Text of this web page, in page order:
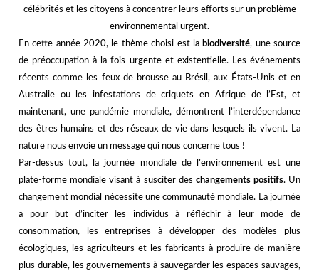
célébrités et les citoyens à concentrer leurs efforts sur un problème
environnemental urgent.
En cette année 2020, le thème choisi est la biodiversité, une source
de préoccupation à la fois urgente et existentielle. Les événements
récents comme les feux de brousse au Brésil, aux États-Unis et en
Australie ou les infestations de criquets en Afrique de l’Est, et
maintenant, une pandémie mondiale, démontrent l’interdépendance
des êtres humains et des réseaux de vie dans lesquels ils vivent. La
nature nous envoie un message qui nous concerne tous !
Par-dessus tout, la journée mondiale de l’environnement est une
plate-forme mondiale visant à susciter des changements positifs. Un
changement mondial nécessite une communauté mondiale. La journée
a pour but d’inciter les individus à réfléchir à leur mode de
consommation, les entreprises à développer des modèles plus
écologiques, les agriculteurs et les fabricants à produire de manière
plus durable, les gouvernements à sauvegarder les espaces sauvages,